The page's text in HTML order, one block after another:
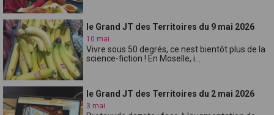
le Grand JT des Territoires du 9 mai 2026
10 mai
Vivre sous 50 degrés, ce nest bientôt plus de la
science-fiction ! En Moselle, i...
le Grand JT des Territoires du 2 mai 2026
3 mai